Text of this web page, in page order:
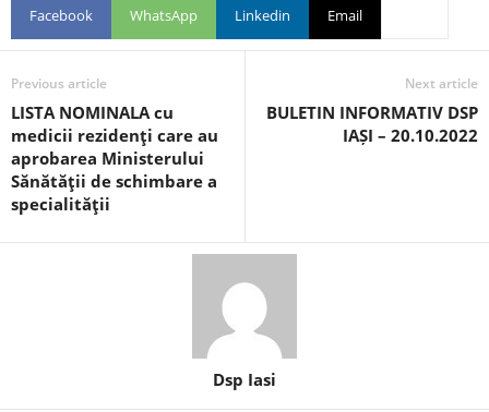
Facebook WhatsApp Linkedin Email
Previous article
LISTA NOMINALA cu
medicii rezidenţi care au
aprobarea Ministerului
Sănătăţii de schimbare a
specialităţii
Next article
BULETIN INFORMATIV DSP
IAȘI – 20.10.2022
Dsp Iasi